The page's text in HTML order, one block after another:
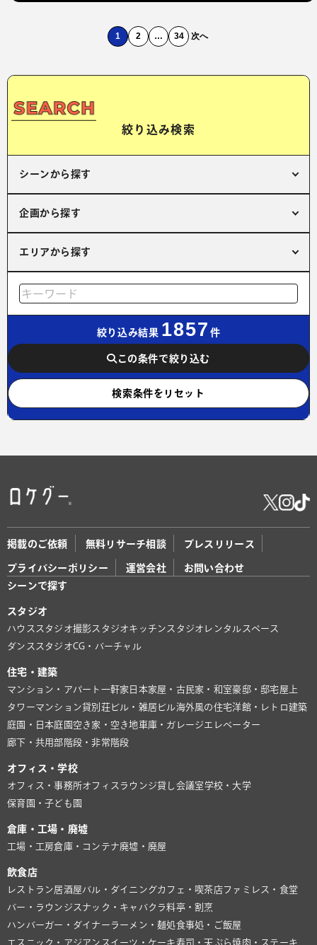
1 2 … 34 次へ
絞り込み検索
シーンから探す
企画から探す
エリアから探す
絞り込み結果 1857 件
この条件で絞り込む
検索条件をリセット
掲載のご依頼 無料リサーチ相談 プレスリリース
プライバシーポリシー 運営会社
お問い合わせ
シーンで探す
スタジオ
ハウススタジオ撮影スタジオキッチンスタジオ レンタルスペース
ダンススタジオCG・バーチャル
住宅・建築
マンション・アパート 一軒家 日本家屋・古民家・和室豪邸・邸宅屋上
タワーマンション貸別荘ビル・雑居ビル海外風の住宅洋館・レトロ建築
庭園・日本庭園 空き家・空き地 車庫・ガレージ エレベーター
廊下・共用部 階段・非常階段
オフィス・学校
オフィス・事務所オフィスラウンジ貸し会議室学校・大学
保育園・子ども園
倉庫・工場・廃墟
工場・工房倉庫・コンテナ廃墟・廃屋
飲食店
レストラン居酒屋バル・ダイニングカフェ・喫茶店ファミレス・食堂
バー・ラウンジ スナック・キャバクラ料亭・割烹
ハンバーガー・ダイナーラーメン・麺処食事処・ご飯屋
エスニック・アジアン スイーツ・ケーキ寿司・天ぷら焼肉・ステーキ